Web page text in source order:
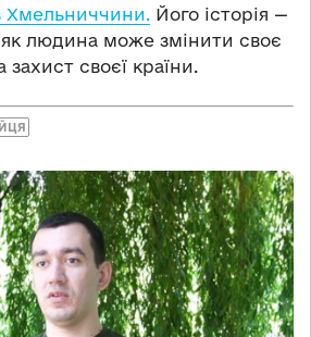
Хмельниччини. Його історія —
людина може змінити своє
своєї країни.